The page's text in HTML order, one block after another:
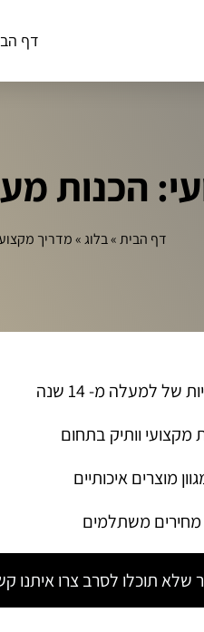
דף
הכנות
דף הבית»בלוג»מדריך
של למעלה מ- 14 שנה
מקצועי וותיק בתחום
מוצרים איכותיים
מחירים משתלמים
תוכלו לסרב צרו איתנו